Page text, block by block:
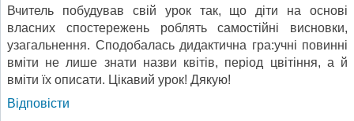
Вчитель побудував свій урок так, що діти на основі
власних спостережень роблять самостійні висновки,
узагальнення. Сподобалась дидактична гра:учні повинні
вміти не лише знати назви квітів, період цвітіння, а й
вміти їх описати. Цікавий урок! Дякую!
Відповіcти